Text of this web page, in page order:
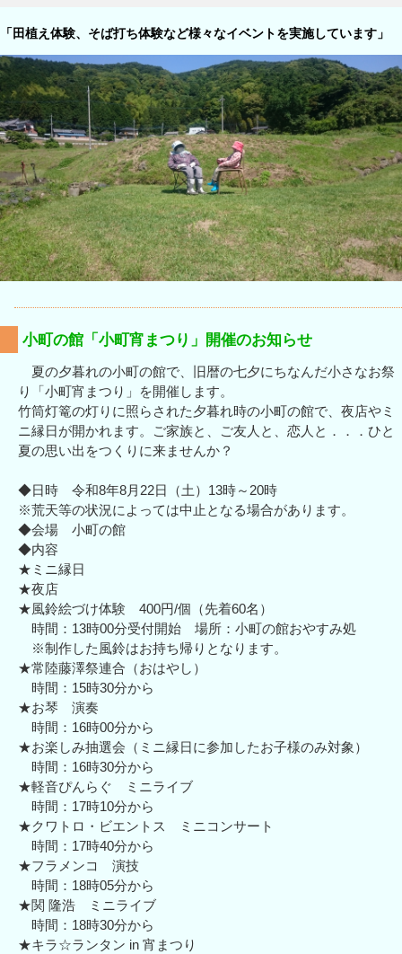
「田植え体験、そば打ち体験など様々なイベントを実施しています」
小町の館「小町宵まつり」開催のお知らせ
夏の夕暮れの小町の館で、旧暦の七夕にちなんだ小さなお祭
り「小町宵まつり」を開催します。
竹筒灯篭の灯りに照らされた夕暮れ時の小町の館で、夜店やミ
ニ縁日が開かれます。ご家族と、ご友人と、恋人と．．．ひと
夏の思い出をつくりに来ませんか？
◆日時 令和8年8月22日（土）13時～20時
※荒天等の状況によっては中止となる場合があります。
◆会場 小町の館
◆内容
★ミニ縁日
★夜店
★風鈴絵づけ体験 400円/個（先着60名）
時間：13時00分受付開始 場所：小町の館おやすみ処
※制作した風鈴はお持ち帰りとなります。
★常陸藤澤祭連合（おはやし）
時間：15時30分から
★お琴 演奏
時間：16時00分から
★お楽しみ抽選会（ミニ縁日に参加したお子様のみ対象）
時間：16時30分から
★軽音ぴんらぐ ミニライブ
時間：17時10分から
★クワトロ・ビエントス ミニコンサート
時間：17時40分から
★フラメンコ 演技
時間：18時05分から
★関 隆浩 ミニライブ
時間：18時30分から
★キラ☆ランタン in 宵まつり